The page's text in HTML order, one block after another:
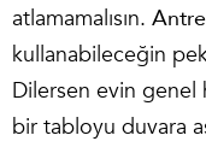
atlamamalısın.
kullanabileceğin
Dilersen evin genel
bir tabloyu duvara